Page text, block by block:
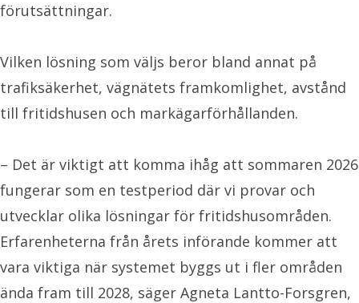
förutsättningar.
Vilken lösning som väljs beror bland annat på
trafiksäkerhet, vägnätets framkomlighet, avstånd
till fritidshusen och markägarförhållanden.
– Det är viktigt att komma ihåg att sommaren 2026
fungerar som en testperiod där vi provar och
utvecklar olika lösningar för fritidshusområden.
Erfarenheterna från årets införande kommer att
vara viktiga när systemet byggs ut i fler områden
ända fram till 2028, säger Agneta Lantto-Forsgren,